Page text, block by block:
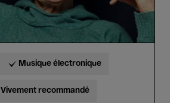
Musique électronique
Vivement recommandé